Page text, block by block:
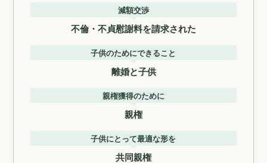
減額交渉
不倫・不貞慰謝料を請求された
子供のためにできること
離婚と子供
親権獲得のために
親権
子供にとって最適な形を
共同親権